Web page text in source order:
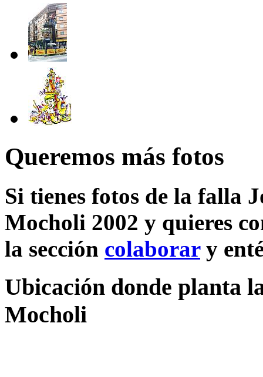
Queremos más fotos
Si tienes fotos de la falla
Mocholi 2002 y quieres
la sección colaborary
Ubicación donde planta
Mocholi